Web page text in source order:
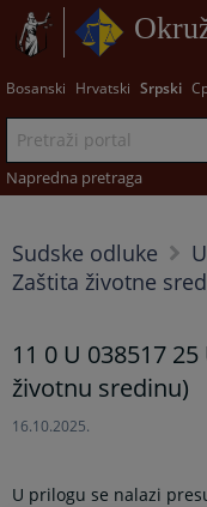
Bosanski Hrvatski Srpski
Napredna pretraga
Sudske odluke
Zaštita životne
11 0 U 038517
životnu sredinu)
16.10.2025.
U prilogu se nalazi